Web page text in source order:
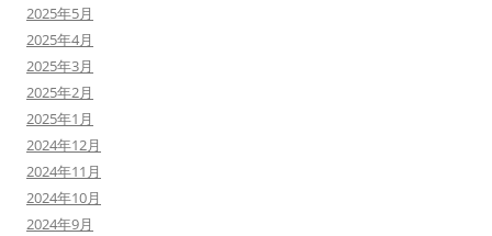
2025年5月
2025年4月
2025年3月
2025年2月
2025年1月
2024年12月
2024年11月
2024年10月
2024年9月